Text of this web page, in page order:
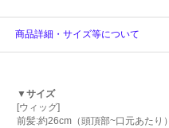
商品詳細・サイズ等について
▼サイズ
[ウィッグ]
前髪:約26cm（頭頂部~口元あたり）